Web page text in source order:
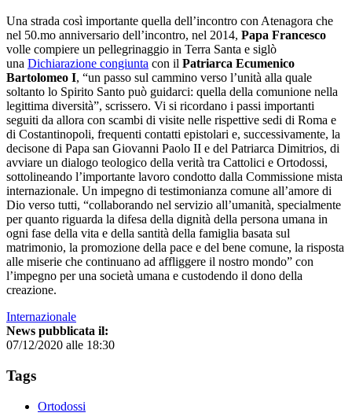
Una strada così importante quella dell’incontro con Atenagora che
nel 50.mo anniversario dell’incontro, nel 2014, Papa Francesco
volle compiere un pellegrinaggio in Terra Santa e siglò
una Dichiarazione congiunta con il Patriarca Ecumenico
Bartolomeo I, “un passo sul cammino verso l’unità alla quale
soltanto lo Spirito Santo può guidarci: quella della comunione nella
legittima diversità”, scrissero. Vi si ricordano i passi importanti
seguiti da allora con scambi di visite nelle rispettive sedi di Roma e
di Costantinopoli, frequenti contatti epistolari e, successivamente, la
decisone di Papa san Giovanni Paolo II e del Patriarca Dimitrios, di
avviare un dialogo teologico della verità tra Cattolici e Ortodossi,
sottolineando l’importante lavoro condotto dalla Commissione mista
internazionale. Un impegno di testimonianza comune all’amore di
Dio verso tutti, “collaborando nel servizio all’umanità, specialmente
per quanto riguarda la difesa della dignità della persona umana in
ogni fase della vita e della santità della famiglia basata sul
matrimonio, la promozione della pace e del bene comune, la risposta
alle miserie che continuano ad affliggere il nostro mondo” con
l’impegno per una società umana e custodendo il dono della
creazione.
Internazionale
News pubblicata il:
07/12/2020 alle 18:30
Tags
Ortodossi